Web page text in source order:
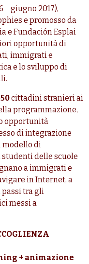
– giugno 2017),
e promosso da
e Fundación Esplai
opportunità di
immigrati e
e lo sviluppo di
cittadini stranieri ai
programmazione,
opportunità
di integrazione
modello di
delle scuole
a immigrati e
in Internet, a
tra gli
messi a
+ animazione